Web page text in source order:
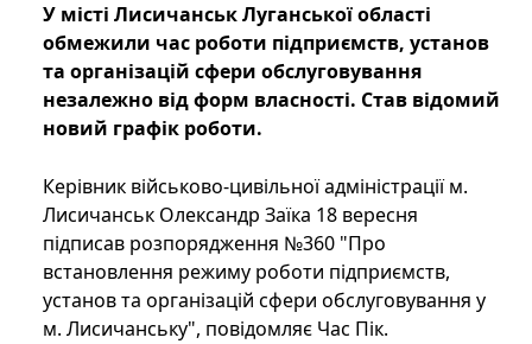
У місті Лисичанськ Луганської області
обмежили час роботи підприємств, установ
та організацій сфери обслуговування
незалежно від форм власності. Став відомий
новий графік роботи.
Керівник військово-цивільної адміністрації м.
Лисичанськ Олександр Заїка 18 вересня
підписав розпорядження №360 "Про
встановлення режиму роботи підприємств,
установ та організацій сфери обслуговування у
м. Лисичанську", повідомляє Час Пік.